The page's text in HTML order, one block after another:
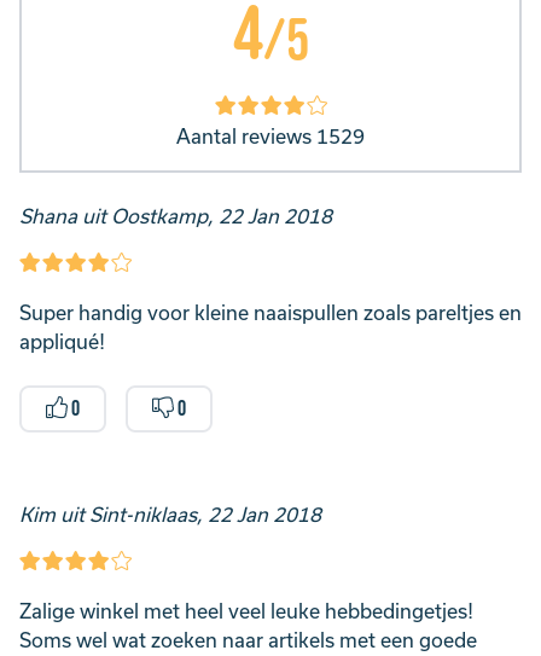
4/5
Aantal reviews 1529
Shana uit Oostkamp, 22 Jan 2018
Super handig voor kleine naaispullen zoals pareltjes en
appliqué!
0 0
Kim uit Sint-niklaas, 22 Jan 2018
Zalige winkel met heel veel leuke hebbedingetjes!
Soms wel wat zoeken naar artikels met een goede